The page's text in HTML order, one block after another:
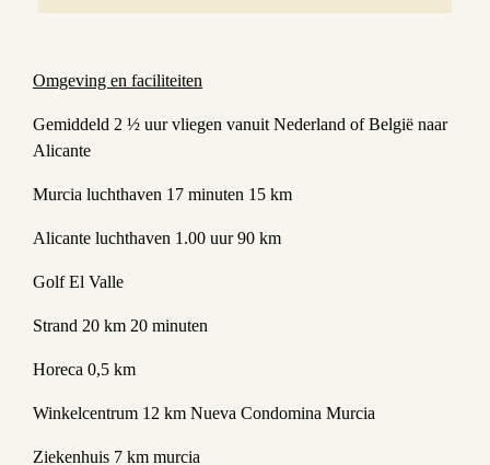
Omgeving en faciliteiten
Gemiddeld 2 ½ uur vliegen vanuit Nederland of België naar
Alicante
Murcia luchthaven 17 minuten 15 km
Alicante luchthaven 1.00 uur 90 km
Golf El Valle
Strand 20 km 20 minuten
Horeca 0,5 km
Winkelcentrum 12 km Nueva Condomina Murcia
Ziekenhuis 7 km murcia